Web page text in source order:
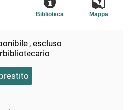
Mappa
Biblioteca
, escluso